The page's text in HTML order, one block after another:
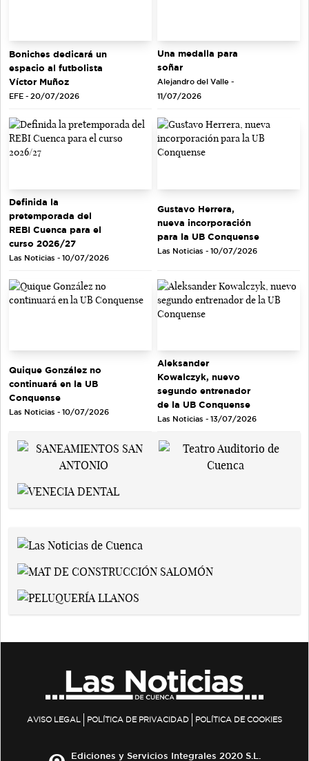
Boniches dedicará un
espacio al futbolista
Víctor Muñoz
EFE - 20/07/2026
Una medalla para
soñar
Alejandro del Valle -
11/07/2026
Definida la
pretemporada del
REBI Cuenca para el
curso 2026/27
Las Noticias - 10/07/2026
Gustavo Herrera,
nueva incorporación
para la UB Conquense
Las Noticias - 10/07/2026
Quique González no
continuará en la UB
Conquense
Las Noticias - 10/07/2026
Aleksander
Kowalczyk, nuevo
segundo entrenador
de la UB Conquense
Las Noticias - 13/07/2026
AVISO LEGAL POLÍTICA DE PRIVACIDAD POLÍTICA DE COOKIES
Ediciones y Servicios Integrales 2020 S.L.